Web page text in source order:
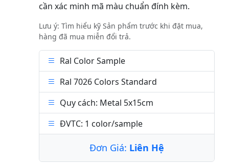
cần xác minh mã màu chuẩn đính kèm.
Lưu ý: Tìm hiểu kỹ Sản phẩm trước khi đặt mua,
hàng đã mua miễn đổi trả.
Ral Color Sample
Ral 7026 Colors Standard
Quy cách: Metal 5x15cm
ĐVTC: 1 color/sample
Đơn Giá: Liên Hệ